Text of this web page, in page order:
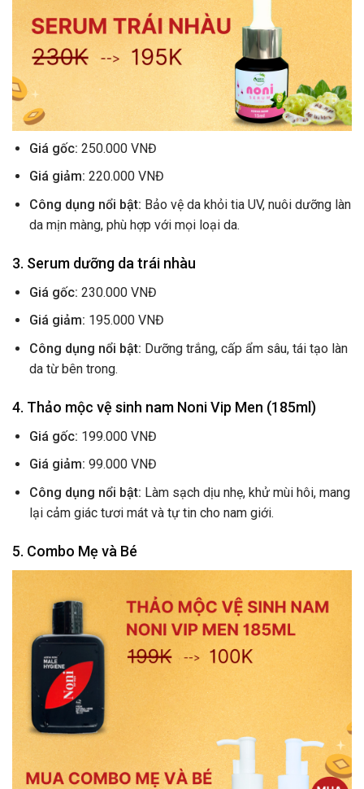
Giá gốc: 250.000 VNĐ
Giá giảm: 220.000 VNĐ
Công dụng nổi bật: Bảo vệ da khỏi tia UV, nuôi dưỡng làn
da mịn màng, phù hợp với mọi loại da.
3. Serum dưỡng da trái nhàu
Giá gốc: 230.000 VNĐ
Giá giảm: 195.000 VNĐ
Công dụng nổi bật: Dưỡng trắng, cấp ẩm sâu, tái tạo làn
da từ bên trong.
4. Thảo mộc vệ sinh nam Noni Vip Men (185ml)
Giá gốc: 199.000 VNĐ
Giá giảm: 99.000 VNĐ
Công dụng nổi bật: Làm sạch dịu nhẹ, khử mùi hôi, mang
lại cảm giác tươi mát và tự tin cho nam giới.
5. Combo Mẹ và Bé